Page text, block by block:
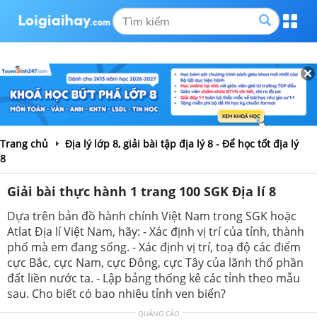
Trang chủ
Địa lý lớp 8, giải bài tập địa lý 8 - Để học tốt địa lý
8
Giải bài thực hành 1 trang 100 SGK Địa lí 8
Dựa trên bản đồ hành chính Việt Nam trong SGK hoặc
Atlat Địa lí Việt Nam, hãy: - Xác định vị trí của tỉnh, thành
phố mà em đang sống. - Xác định vị trí, toạ độ các điểm
cực Bắc, cực Nam, cực Đông, cực Tây của lãnh thổ phần
đất liền nước ta. - Lập bảng thống kê các tỉnh theo mẫu
sau. Cho biết có bao nhiêu tỉnh ven biển?
QUẢNG CÁO